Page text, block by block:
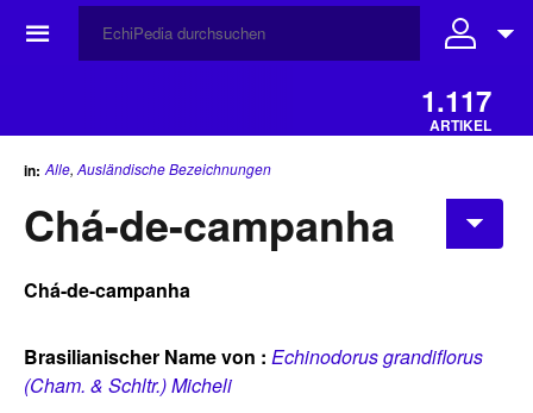
☰
1.117
ARTIKEL
in: Alle, Ausländische Bezeichnungen
Chá-de-campanha
Chá-de-campanha
Brasilianischer Name von : Echinodorus grandiflorus
(Cham. & Schltr.) Micheli